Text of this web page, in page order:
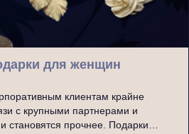
для женщин
клиентам крайне
с крупными партнерами и
становятся прочнее. Подарки…